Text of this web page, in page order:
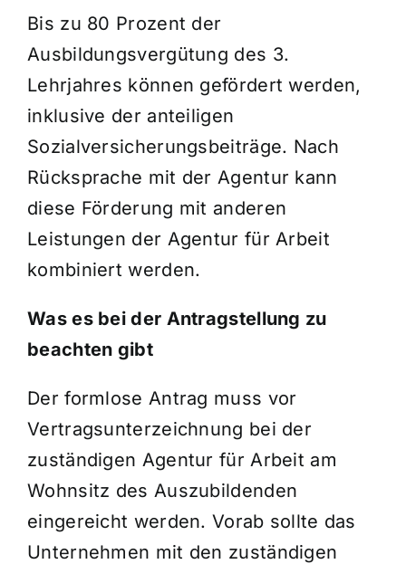
Bis zu 80 Prozent der
Ausbildungsvergütung des 3.
Lehrjahres können gefördert werden,
inklusive der anteiligen
Sozialversicherungsbeiträge. Nach
Rücksprache mit der Agentur kann
diese Förderung mit anderen
Leistungen der Agentur für Arbeit
kombiniert werden.
Was es bei der Antragstellung zu
beachten gibt
Der formlose Antrag muss vor
Vertragsunterzeichnung bei der
zuständigen Agentur für Arbeit am
Wohnsitz des Auszubildenden
eingereicht werden. Vorab sollte das
Unternehmen mit den zuständigen